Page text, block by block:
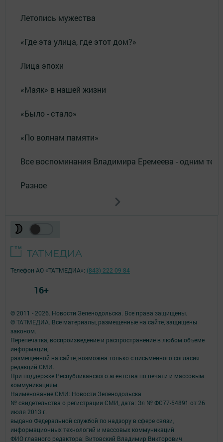
Летопись мужества
«Где эта улица, где этот дом?»
Лица эпохи
«Маяк» в нашей жизни
«Было - стало»
«По волнам памяти»
Все воспоминания Владимира Еремеева - одним
Разное
© 2011 - 2026. Новости Зеленодольска. Все права защищены.
© ТАТМЕДИА. Все материалы, размещенные на сайте, защищены
законом.
Перепечатка, воспроизведение и распространение в любом объеме
информации,
размещенной на сайте, возможна только с письменного согласия
редакций СМИ.
При поддержке Республиканского агентства по печати и массовым
коммуникациям.
Наименование СМИ: Новости Зеленодольска
№ свидетельства о регистрации СМИ, дата: Эл № ФС77-54891 от 26
июля 2013 г.
выдано Федеральной службой по надзору в сфере связи,
информационных технологий и массовых коммуникаций
ФИО главного редактора: Витовский Владимир Викторович
Телефон АО «ТАТМЕДИА»: (843) 222 09 84
16+